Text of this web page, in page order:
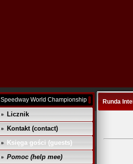
Speedway World Championship
Licznik
Kontakt (contact)
Księga gości (guests)
Pomoc (help mee)
Runda